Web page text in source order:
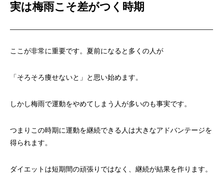
実は梅雨こそ差がつく時期
ここが非常に重要です。夏前になると多くの人が
「そろそろ痩せないと」と思い始めます。
しかし梅雨で運動をやめてしまう人が多いのも事実です。
つまりこの時期に運動を継続できる人は大きなアドバンテージを
得られます。
ダイエットは短期間の頑張りではなく、継続が結果を作ります。